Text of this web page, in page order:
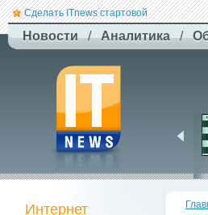
Сделать ITnews стартовой
Новости / Аналитика /
платною через високі
витрати на роботу ІІ
Интернет